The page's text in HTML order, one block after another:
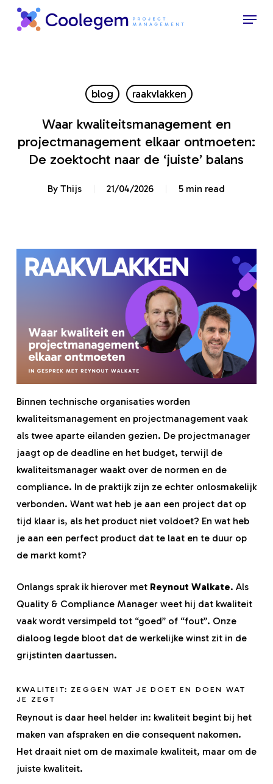
Menu
blog raakvlakken
Waar kwaliteitsmanagement en
projectmanagement elkaar ontmoeten:
De zoektocht naar de ‘juiste’ balans
By Thijs 21/04/2026 5 min read
Binnen technische organisaties worden
kwaliteitsmanagement en projectmanagement vaak
als twee aparte eilanden gezien. De projectmanager
jaagt op de deadline en het budget, terwijl de
kwaliteitsmanager waakt over de normen en de
compliance. In de praktijk zijn ze echter onlosmakelijk
verbonden. Want wat heb je aan een project dat op
tijd klaar is, als het product niet voldoet? En wat heb
je aan een perfect product dat te laat en te duur op
de markt komt?
Onlangs sprak ik hierover met Reynout Walkate. Als
Quality & Compliance Manager weet hij dat kwaliteit
vaak wordt versimpeld tot “goed” of “fout”. Onze
dialoog legde bloot dat de werkelijke winst zit in de
grijstinten daartussen.
KWALITEIT: ZEGGEN WAT JE DOET EN DOEN WAT
JE ZEGT
Reynout is daar heel helder in: kwaliteit begint bij het
maken van afspraken en die consequent nakomen.
Het draait niet om de maximale kwaliteit, maar om de
juiste kwaliteit.